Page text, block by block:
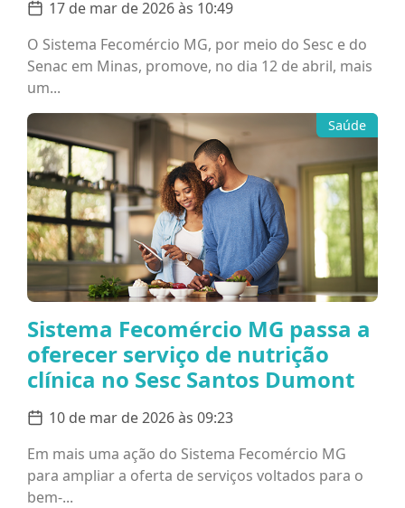
17 de mar de 2026 às 10:49
O Sistema Fecomércio MG, por meio do Sesc e do
Senac em Minas, promove, no dia 12 de abril, mais
um...
Saúde
Sistema Fecomércio MG passa a
oferecer serviço de nutrição
clínica no Sesc Santos Dumont
10 de mar de 2026 às 09:23
Em mais uma ação do Sistema Fecomércio MG
para ampliar a oferta de serviços voltados para o
bem-...